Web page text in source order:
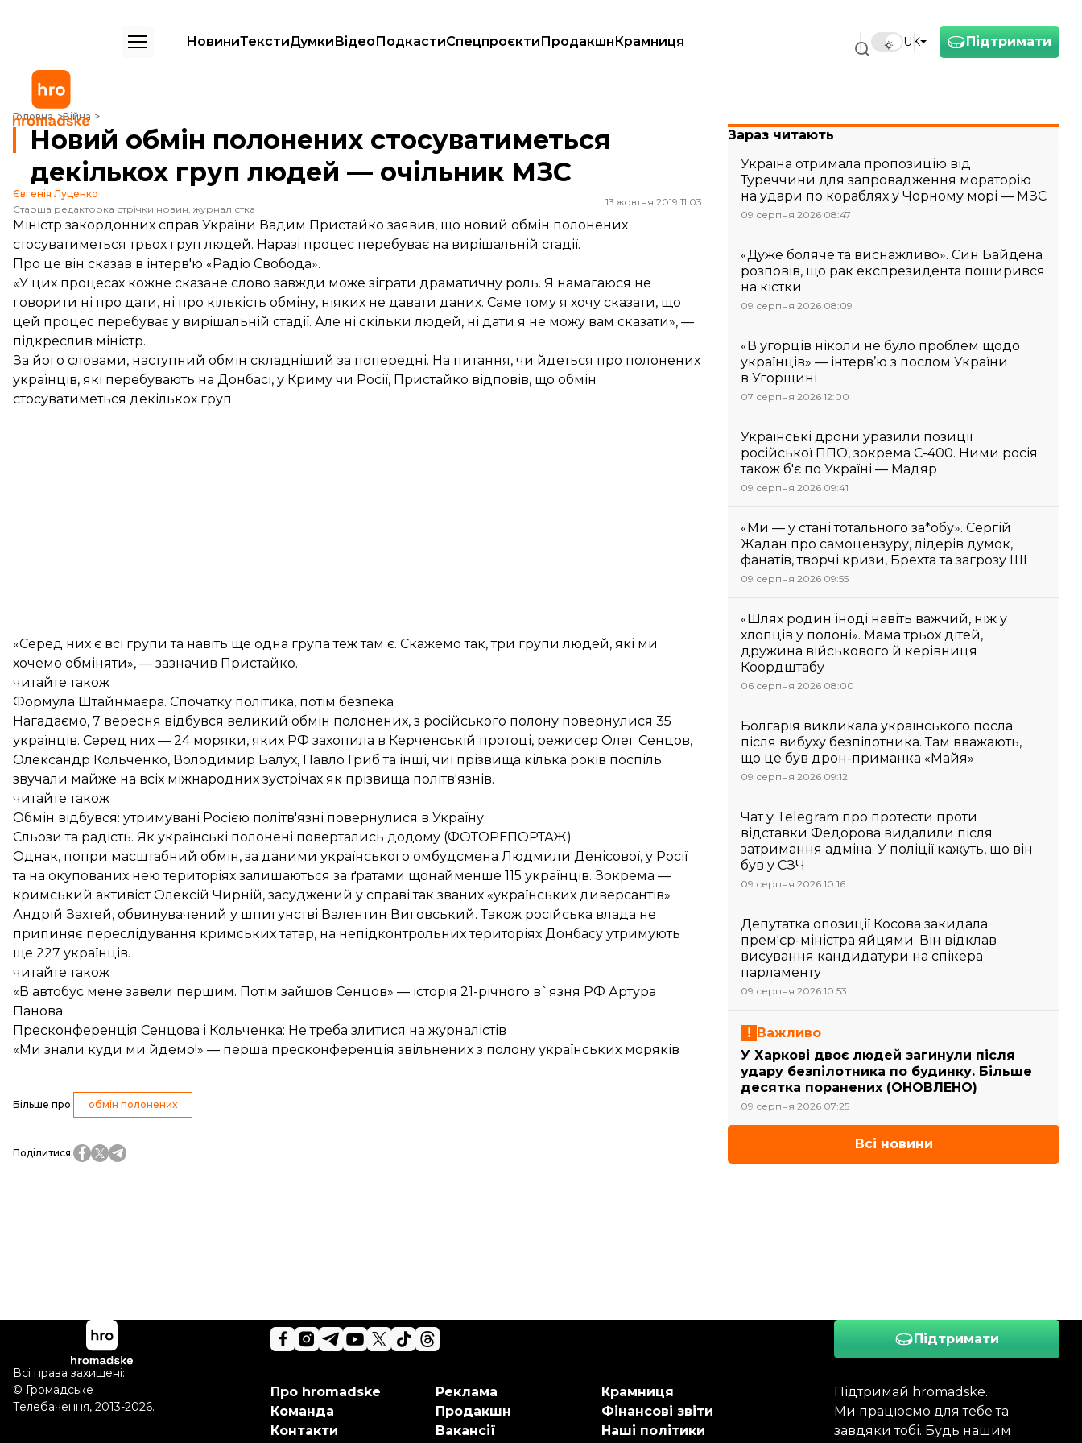
Підтримати
UK
НовиниТекстиДумкиВідеоПодкастиСпецпроєктиПродакшнКрамниця
Головна Війна
Новий обмін полонених стосуватиметься декількох груп людей — очільник МЗС
Новий обмін полонених стосуватиметься
декількох груп людей — очільник МЗС
Євгенія Луценко
Старша редакторка стрічки новин, журналістка
13 жовтня 2019 11:03
Міністр закордонних справ України Вадим Пристайко заявив, що новий обмін полонених
стосуватиметься трьох груп людей. Наразі процес перебуває на вирішальній стадії.
Про це він сказав в інтерв'ю «Радіо Свобода».
«У цих процесах кожне сказане слово завжди може зіграти драматичну роль. Я намагаюся не
говорити ні про дати, ні про кількість обміну, ніяких не давати даних. Саме тому я хочу сказати, що
цей процес перебуває у вирішальній стадії. Але ні скільки людей, ні дати я не можу вам сказати», —
підкреслив міністр.
За його словами, наступний обмін складніший за попередні. На питання, чи йдеться про полонених
українців, які перебувають на Донбасі, у Криму чи Росії, Пристайко відповів, що обмін
стосуватиметься декількох груп.
«Серед них є всі групи та навіть ще одна група теж там є. Скажемо так, три групи людей, які ми
хочемо обміняти», — зазначив Пристайко.
читайте також
Формула Штайнмаєра. Спочатку політика, потім безпека
Нагадаємо, 7 вересня відбувся великий обмін полонених, з російського полону повернулися 35
українців. Серед них — 24 моряки, яких РФ захопила в Керченській протоці, режисер Олег Сенцов,
Олександр Кольченко, Володимир Балух, Павло Гриб та інші, чиї прізвища кілька років поспіль
звучали майже на всіх міжнародних зустрічах як прізвища політв'язнів.
читайте також
Обмін відбувся: утримувані Росією політв'язні повернулися в Україну
Сльози та радість. Як українські полонені повертались додому (ФОТОРЕПОРТАЖ)
Однак, попри масштабний обмін, за даними українського омбудсмена Людмили Денісової, у Росії
та на окупованих нею територіях залишаються за ґратами щонайменше 115 українців. Зокрема —
кримський активіст Олексій Чирній, засуджений у справі так званих «українських диверсантів»
Андрій Захтей, обвинувачений у шпигунстві Валентин Виговський. Також російська влада не
припиняє переслідування кримських татар, на непідконтрольних територіях Донбасу утримують
ще 227 українців.
читайте також
«В автобус мене завели першим. Потім зайшов Сенцов» — історія 21-річного в`язня РФ Артура
Панова
Пресконференція Сенцова і Кольченка: Не треба злитися на журналістів
«Ми знали куди ми йдемо!» — перша пресконференція звільнених з полону українських моряків
Більше про: обмін полонених
Поділитися:
Зараз читають
Україна отримала пропозицію від
Туреччини для запровадження мораторію
на удари по кораблях у Чорному морі — МЗС
09 серпня 2026 08:47
«Дуже боляче та виснажливо». Син Байдена
розповів, що рак експрезидента поширився
на кістки
09 серпня 2026 08:09
«В угорців ніколи не було проблем щодо
українців» — інтерв’ю з послом України
в Угорщині
07 серпня 2026 12:00
Українські дрони уразили позиції
російської ППО, зокрема С-400. Ними росія
також б'є по Україні — Мадяр
09 серпня 2026 09:41
«Ми — у стані тотального за*обу». Сергій
Жадан про самоцензуру, лідерів думок,
фанатів, творчі кризи, Брехта та загрозу ШІ
09 серпня 2026 09:55
«Шлях родин іноді навіть важчий, ніж у
хлопців у полоні». Мама трьох дітей,
дружина військового й керівниця
Коордштабу
06 серпня 2026 08:00
Болгарія викликала українського посла
після вибуху безпілотника. Там вважають,
що це був дрон-приманка «Майя»
09 серпня 2026 09:12
Чат у Telegram про протести проти
відставки Федорова видалили після
затримання адміна. У поліції кажуть, що він
був у СЗЧ
09 серпня 2026 10:16
Депутатка опозиції Косова закидала
прем'єр-міністра яйцями. Він відклав
висування кандидатури на спікера
парламенту
09 серпня 2026 10:53
Важливо
У Харкові двоє людей загинули після
удару безпілотника по будинку. Більше
десятка поранених (ОНОВЛЕНО)
09 серпня 2026 07:25
Всі новини
Підтримати
Підтримай hromadske.
Ми працюємо для тебе та
завдяки тобі. Будь нашим
Про hromadske
Команда
Контакти
Реклама
Продакшн
Вакансії
Крамниця
Фінансові звіти
Наші політики
Всі права захищені:
© Громадське
Телебачення, 2013-2026.